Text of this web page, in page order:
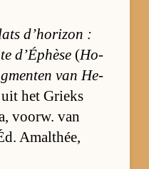
d’ho­ri­zon :
d’É­p­hèse (Ho­
van He­
het Grieks
voorw. van
Amal­thée,